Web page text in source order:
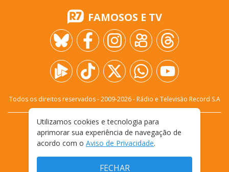
FAMOSOS E TV
Todos os direitos reservados - 2009-2026- Rádio e Televisão Record S.A
FALE CONOSCO
PRIVACIDADE
TERMOS E CONDIÇÕES DE USO
Utilizamos cookies e tecnologia para
aprimorar sua experiência de navegação de
acordo com o Aviso de Privacidade.
FECHAR